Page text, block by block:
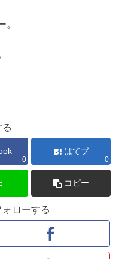
。
る
0
はてブ
0
コピー
ローする